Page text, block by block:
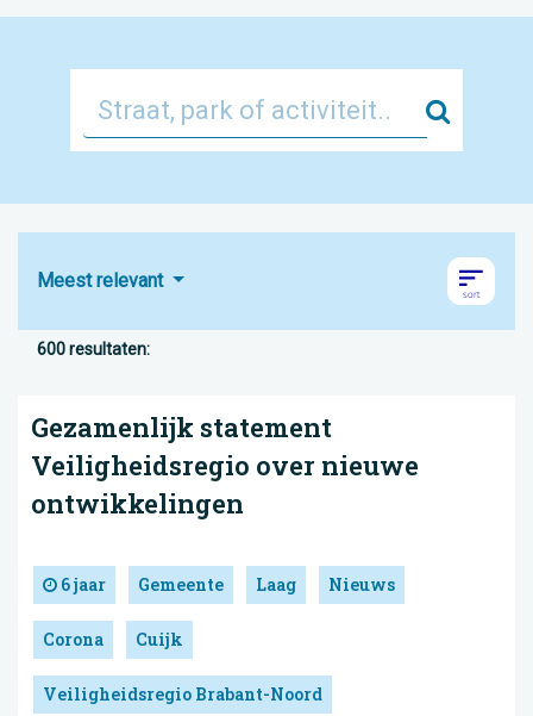
Zoek
Meest relevant
600 resultaten:
Gezamenlijk statement
Veiligheidsregio over nieuwe
ontwikkelingen
6 jaar Gemeente Laag Nieuws
Corona Cuijk
Veiligheidsregio Brabant-Noord